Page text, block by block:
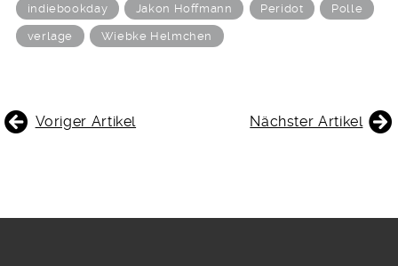
indiebookday Jakon Hoffmann Peridot Polle
verlage Wiebke Helmchen
BEITRAGSNAVIGATION
Voriger Artikel Nächster Artikel